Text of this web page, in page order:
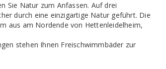
Sie Natur zum Anfassen. Auf drei
durch eine einzigartige Natur geführt. Die
aus am Nordende von Hettenleidelheim,
stehen Ihnen Freischwimmbäder zur